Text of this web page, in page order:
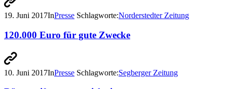
19. Juni 2017InPresse Schlagworte:Norderstedter Zeitung
120.000 Euro für gute Zwecke
10. Juni 2017InPresse Schlagworte:Segberger Zeitung